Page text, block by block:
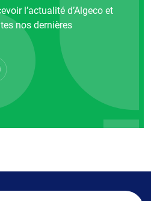
l’actualité d’Algeco et
nos dernières